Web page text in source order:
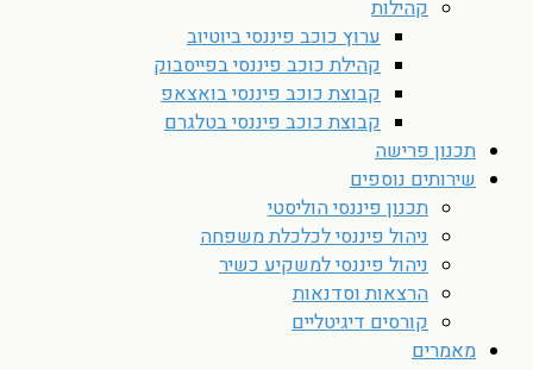
קהילות
ערוץ כוכב פיננסי ביוטיוב
קהילת כוכב פיננסי בפייסבוק
קבוצת כוכב פיננסי בואצאפ
קבוצת כוכב פיננסי בטלגרם
תכנון פרישה
שירותים נוספים
תכנון פיננסי הוליסטי
ניהול פיננסי לכלכלת משפחה
ניהול פיננסי למשקיע כשיר
הרצאות וסדנאות
קורסים דיגיטליים
מאמרים